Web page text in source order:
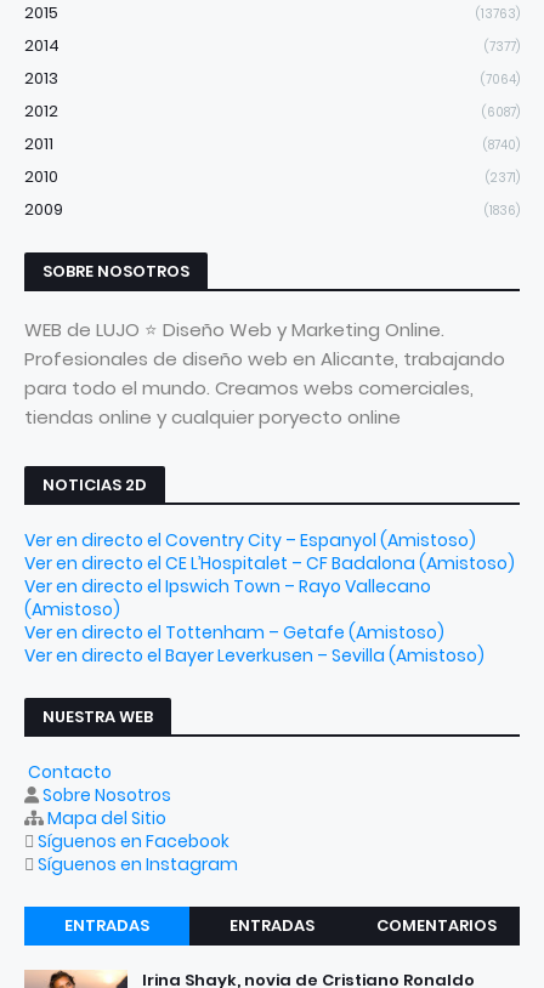
2015 (13763)
2014 (7377)
2013 (7064)
2012 (6087)
2011 (8740)
2010 (2371)
2009 (1836)
SOBRE NOSOTROS
WEB de LUJO ⭐ Diseño Web y Marketing Online.
Profesionales de diseño web en Alicante, trabajando
para todo el mundo. Creamos webs comerciales,
tiendas online y cualquier poryecto online
NOTICIAS 2D
Ver en directo el Coventry City – Espanyol (Amistoso)
Ver en directo el CE L’Hospitalet – CF Badalona (Amistoso)
Ver en directo el Ipswich Town – Rayo Vallecano
(Amistoso)
Ver en directo el Tottenham – Getafe (Amistoso)
Ver en directo el Bayer Leverkusen – Sevilla (Amistoso)
NUESTRA WEB
Contacto
Sobre Nosotros
Mapa del Sitio
Síguenos en Facebook
Síguenos en Instagram
ENTRADAS
RECIENTES
ENTRADAS
COMENTARIOS
Irina Shayk, novia de Cristiano Ronaldo